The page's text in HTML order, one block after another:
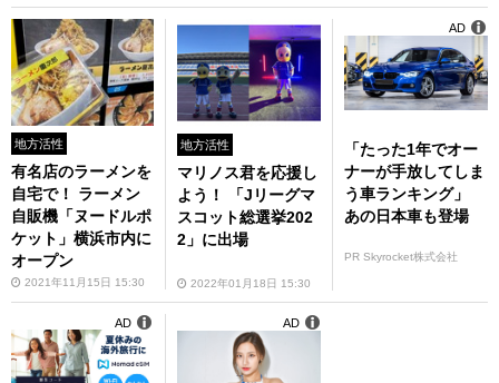
ルディングス」11月
21日・28日、12月1
8日開催
地方活性
有名店のラーメンを
自宅で！ ラーメン
自販機「ヌードルポ
ケット」横浜市内に
オープン
2021年11月15日 15:30
地方活性
マリノス君を応援し
よう！ 「Jリーグマ
スコット総選挙202
2」に出場
2022年01月18日 15:30
「たった1年でオー
ナーが手放してしま
う車ランキング」
あの日本車も登場
PR Skyrocket株式会社
AD
AD AD